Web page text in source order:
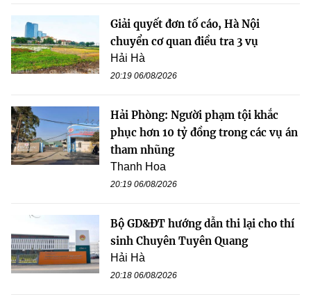
Giải quyết đơn tố cáo, Hà Nội
chuyển cơ quan điều tra 3 vụ
Hải Hà
20:19 06/08/2026
Hải Phòng: Người phạm tội khắc
phục hơn 10 tỷ đồng trong các vụ án
tham nhũng
Thanh Hoa
20:19 06/08/2026
Bộ GD&ĐT hướng dẫn thi lại cho thí
sinh Chuyên Tuyên Quang
Hải Hà
20:18 06/08/2026